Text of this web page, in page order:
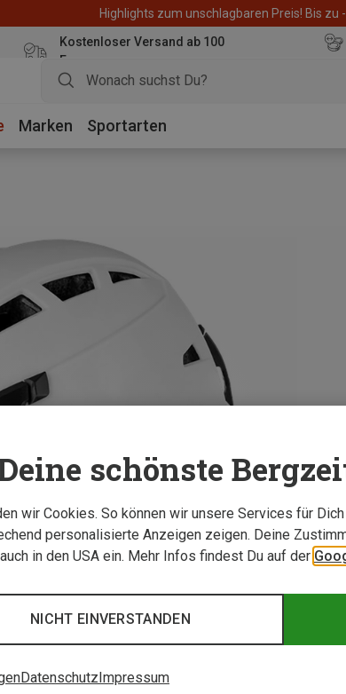
Highlights zum unschlagbaren Preis! Bis zu
Kostenloser Versand ab 100
Euro
Marken Sportarten
schönste
wir Cookies. So können wir unsere Services für
personalisierte Anzeigen zeigen. Deine
auch in den USA ein. Mehr Infos findest Du auf der
NICHT EINVERSTANDEN
Datenschutz Impressum